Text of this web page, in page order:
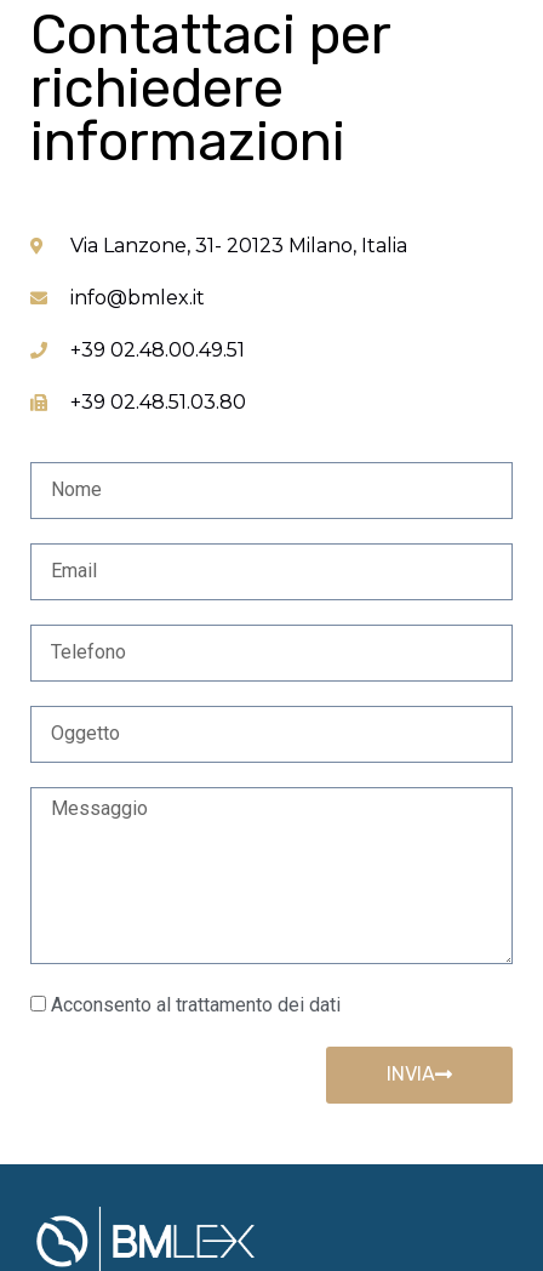
Contattaci per
richiedere
informazioni
Via Lanzone, 31- 20123 Milano, Italia
info@bmlex.it
+39 02.48.00.49.51
+39 02.48.51.03.80
Acconsento al trattamento dei dati
INVIA